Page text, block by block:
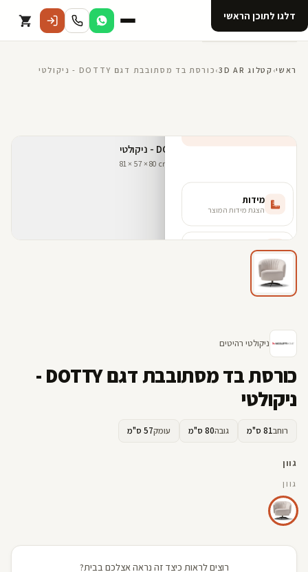
דלגו לתוכן הראשי
קטלוגראשי› קטלוג 3D AR › כורסת בד מסתובבת דגם DOTTY - ניקולטי
ניקולטי רהיטים
כורסת בד מסתובבת דגם DOTTY -
ניקולטי
רוחב81 ס"מ גובה80 ס"מ עומק57 ס"מ
גוון
גוון
רוצים לראות כיצד זה נראה אצלכם בבית?